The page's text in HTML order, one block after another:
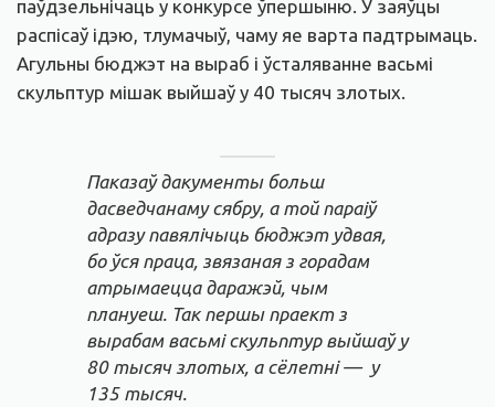
паўдзельнічаць у конкурсе ўпершыню. У заяўцы
распісаў ідэю, тлумачыў, чаму яе варта падтрымаць.
Агульны бюджэт на выраб і ўсталяванне васьмі
скульптур мішак выйшаў у 40 тысяч злотых.
Паказаў дакументы больш
дасведчанаму сябру, а той параіў
адразу павялічыць бюджэт удвая,
бо ўся праца, звязаная з горадам
атрымаецца даражэй, чым
плануеш. Так першы праект з
вырабам васьмі скульптур выйшаў у
80 тысяч злотых, а сёлетні — у
135 тысяч.